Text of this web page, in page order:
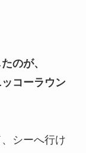
のが、
コーラウン
シーへ行け